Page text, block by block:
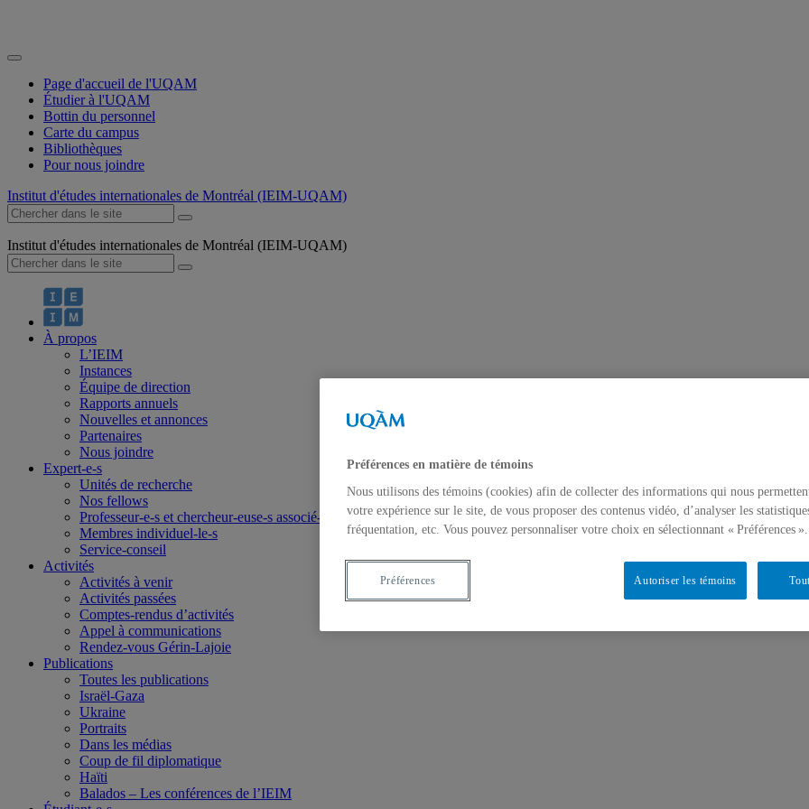
Page d'accueil de l'UQAM
Étudier à l'UQAM
Bottin du personnel
Carte du campus
Bibliothèques
Pour nous joindre
Institut d'études internationales de Montréal (IEIM-UQAM)
Institut d'études internationales de Montréal (IEIM-UQAM)
À propos
L’IEIM
Instances
Équipe de direction
Rapports annuels
Nouvelles et annonces
Partenaires
Nous joindre
Expert-e-s
Unités de recherche
Nos fellows
Professeur-e-s et chercheur-euse-s associé-e-s
Membres individuel-le-s
Service-conseil
Activités
Activités à venir
Activités passées
Comptes-rendus d’activités
Appel à communications
Rendez-vous Gérin-Lajoie
Publications
Toutes les publications
Israël-Gaza
Ukraine
Portraits
Dans les médias
Coup de fil diplomatique
Haïti
Balados – Les conférences de l’IEIM
Préférences en matière de témoins
Nous utilisons des témoins (cookies) afin de collecter des informations qui nous
votre expérience sur le site, de vous proposer des contenus vidéo, d’analyser les
fréquentation, etc. Vous pouvez personnaliser votre choix en sélectionnant « Préférences ».
Autoriser les témoins
Préférences